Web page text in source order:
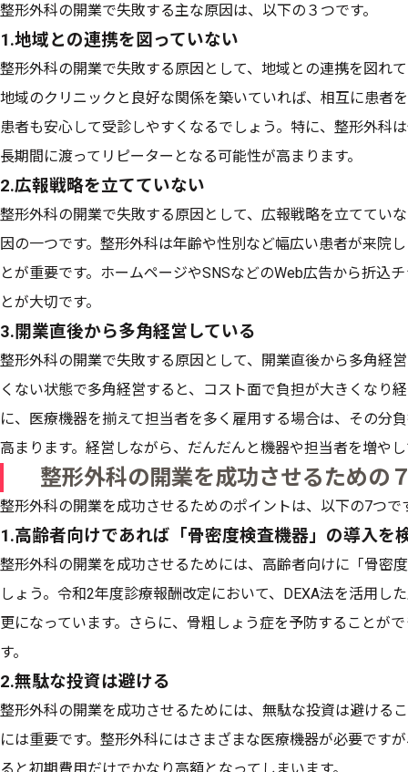
整形外科の開業で失敗する主な原因は、以下の３つです。
1.地域との連携を図っていない
整形外科の開業で失敗する原因として、地域との連携を図れ
地域のクリニックと良好な関係を築いていれば、相互に患者
患者も安心して受診しやすくなるでしょう。特に、整形外科
長期間に渡ってリピーターとなる可能性が高まります。
2.広報戦略を立てていない
整形外科の開業で失敗する原因として、広報戦略を立ててい
因の一つです。整形外科は年齢や性別など幅広い患者が来院
とが重要です。ホームページやSNSなどのWeb広告から折込
とが大切です。
3.開業直後から多角経営している
整形外科の開業で失敗する原因として、開業直後から多角経
くない状態で多角経営すると、コスト面で負担が大きくなり
に、医療機器を揃えて担当者を多く雇用する場合は、その分
高まります。経営しながら、だんだんと機器や担当者を増や
整形外科の開業を成功させるための
整形外科の開業を成功させるためのポイントは、以下の7つで
1.高齢者向けであれば「骨密度検査機器」の導入を
整形外科の開業を成功させるためには、高齢者向けに「骨密
しょう。令和2年度診療報酬改定において、DEXA法を活用し
更になっています。さらに、骨粗しょう症を予防することが
す。
2.無駄な投資は避ける
整形外科の開業を成功させるためには、無駄な投資は避ける
には重要です。整形外科にはさまざまな医療機器が必要です